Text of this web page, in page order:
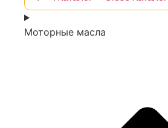
Моторные масла